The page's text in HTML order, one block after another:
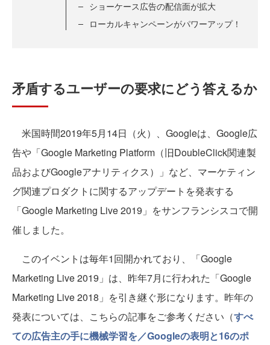
ショーケース広告の配信面が拡大
ローカルキャンペーンがパワーアップ！
矛盾するユーザーの要求にどう答えるか
米国時間2019年5月14日（火）、Googleは、Google広
告や「Google Marketing Platform（旧DoubleClick関連製
品およびGoogleアナリティクス）」など、マーケティン
グ関連プロダクトに関するアップデートを発表する
「Google Marketing Live 2019」をサンフランシスコで開
催しました。
このイベントは毎年1回開かれており、「Google
Marketing Live 2019」は、昨年7月に行われた「Google
Marketing Live 2018」を引き継ぐ形になります。昨年の
発表については、こちらの記事をご参考ください（すべ
ての広告主の手に機械学習を／Googleの表明と16のポ